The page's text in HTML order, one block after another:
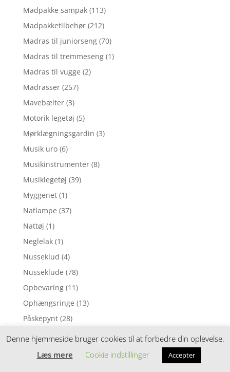
Madpakke sampak (113)
Madpakketilbehør (212)
Madras til juniorseng (70)
Madras til tremmeseng (1)
Madras til vugge (2)
Madrasser (257)
Mavebælter (3)
Motorik legetøj (5)
Mørklægningsgardin (3)
Musik uro (6)
Musikinstrumenter (8)
Musiklegetøj (39)
Myggenet (1)
Natlampe (37)
Nattøj (1)
Neglelak (1)
Nusseklud (4)
Nusseklude (78)
Opbevaring (11)
Ophængsringe (13)
Påskepynt (28)
Pedalcykler
(9)
Denne hjemmeside bruger cookies til at forbedre din oplevelse.
Læs mere
Cookie indstillinger Accepter